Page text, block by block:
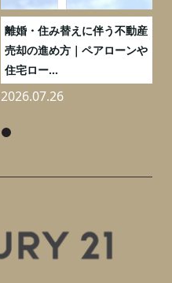
離婚・住み替えに伴う不動産
売却の進め方｜ペアローンや
住宅ロー...
2026.07.26